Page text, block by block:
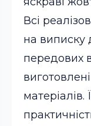
Всі
на виписку
передових
матеріалів.